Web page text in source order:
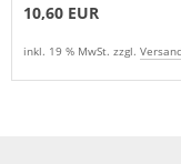
10,60 EUR
inkl. 19 % MwSt. zzgl.